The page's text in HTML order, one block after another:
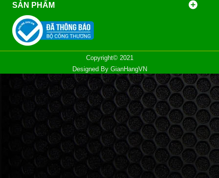
SẢN PHẨM
Copyright© 2021
Designed By GianHangVN